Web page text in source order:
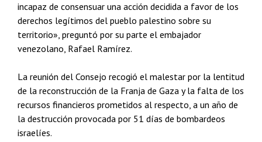
incapaz de consensuar una acción decidida a favor de los
derechos legítimos del pueblo palestino sobre su
territorio», preguntó por su parte el embajador
venezolano, Rafael Ramírez.
La reunión del Consejo recogió el malestar por la lentitud
de la reconstrucción de la Franja de Gaza y la falta de los
recursos financieros prometidos al respecto, a un año de
la destrucción provocada por 51 días de bombardeos
israelíes.